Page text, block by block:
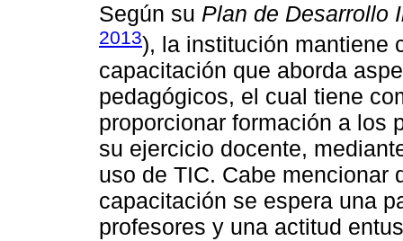
Según su Plan de Desarrollo
2013), la institución mantiene
capacitación que aborda
pedagógicos, el cual tiene
proporcionar formación a los
su ejercicio docente,
uso de TIC. Cabe mencionar
capacitación se espera una
profesores y una actitud